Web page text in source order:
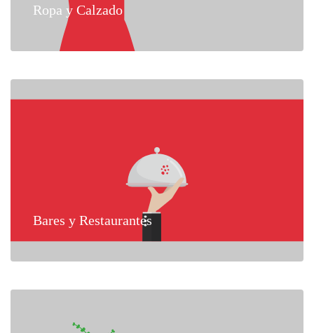
Ropa y Calzado
Bares y Restaurantes